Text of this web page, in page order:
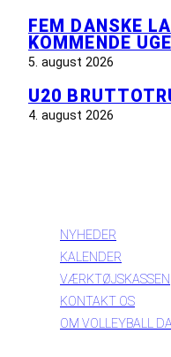
FEM DANSKE
KOMMENDE UGE
5. august 2026
U20
4. august 2026
NYHEDER
KALENDER
VÆRKTØJSKASSEN
KONTAKT OS
OM VOLLEYBALL